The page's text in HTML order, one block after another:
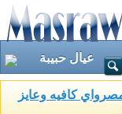
عيال حبيبة
كافيه وعايز